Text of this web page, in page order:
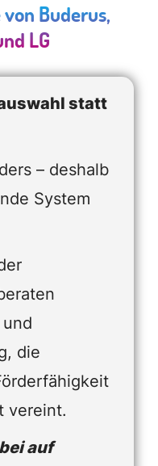
Buderus,
LG
statt
– deshalb
System
die
vereint.
auf